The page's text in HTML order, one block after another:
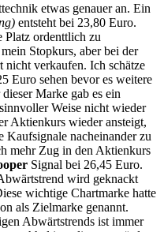
etwas genauer an. Ein
entsteht bei 23,80 Euro.
Platz ordenttlich zu
Stopkurs, aber bei der
nicht verkaufen. Ich schätze
Euro sehen bevor es weitere
Marke gab es ein
Weise nicht wieder
Aktienkurs wieder ansteigt,
Kaufsignale nacheinander zu
mehr Zug in den Aktienkurs
Signal bei 26,45 Euro.
wird geknackt
wichtige Chartmarke hatte
als Zielmarke genannt.
Abwärtstrends ist immer